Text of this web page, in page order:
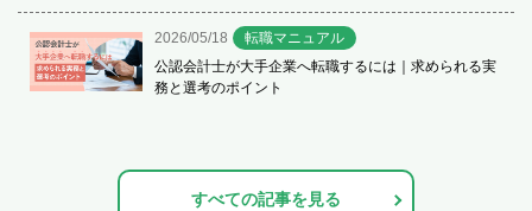
2026/05/18
転職マニュアル
公認会計士が大手企業へ転職するには｜求められる実
務と選考のポイント
すべての記事を見る